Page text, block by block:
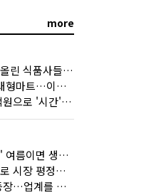
more
"어렵다"며 가격 올린 식품사들…진짜 어려운 거 맞아?
'나쁜 놈'이라던 대형마트…이젠 '불쌍한 놈' 됐다
홈플러스, 2000억원으로 '시간'을 샀다
"삐삐리 빠삐코~" 여름이면 생각나는 그 노래
"시간 좀 내주오"로 시장 평정한 하이마트
'빙그레우스'의 등장…업계를 흔든 '세계관' 마케팅